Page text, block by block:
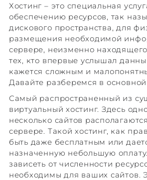
Хостинг – это специальная
обеспечению ресурсов, так
дискового пространства, для
размещения необходимой
сервере, неизменно
тех, кто впервые услышал
кажется сложным и
Давайте разберемся в
Самый распространенный из
виртуальный хостинг. Здесь
несколько сайтов
сервере. Такой хостинг, как
быть даже бесплатным или
назначенную небольшую
зависеть от численности
необходимы для ваших сайтов.